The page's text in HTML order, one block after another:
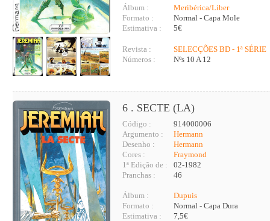
Álbum :
Meribérica/Liber
Formato :
Normal - Capa Mole
Estimativa :
5€
Revista :
SELECÇÕES BD - 1ª SÉRIE
Números :
Nºs 10 A 12
6 . SECTE (LA)
Código :
914000006
Argumento :
Hermann
Desenho :
Hermann
Cores :
Fraymond
1ª Edição de :
02-1982
Pranchas :
46
Álbum :
Dupuis
Formato :
Normal - Capa Dura
Estimativa :
7,5€